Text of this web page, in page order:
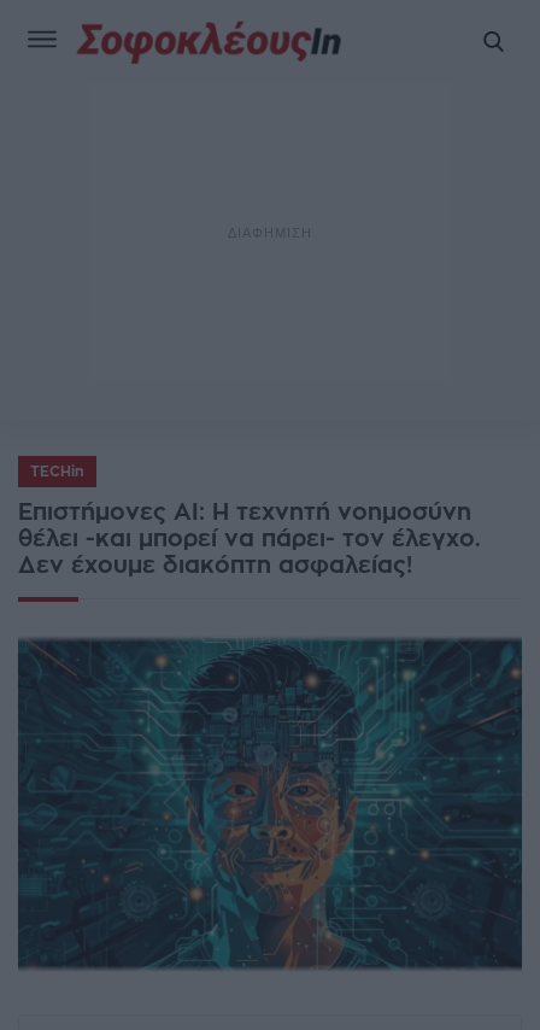
TECHin
Επιστήμονες AI: Η τεχνητή νοημοσύνη
θέλει -και μπορεί να πάρει- τον έλεγχο.
Δεν έχουμε διακόπτη ασφαλείας!